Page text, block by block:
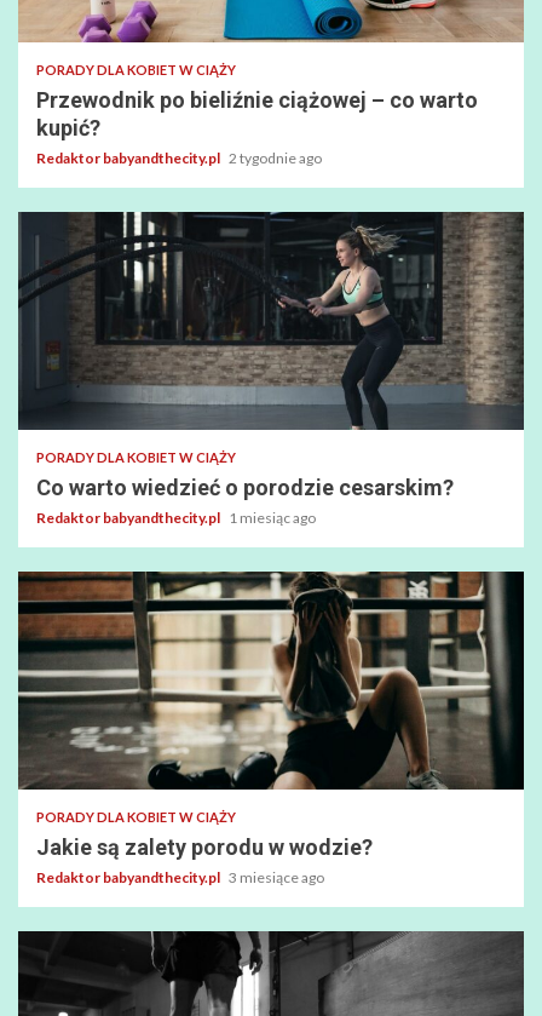
PORADY DLA KOBIET W CIĄŻY
Przewodnik po bieliźnie ciążowej – co warto
kupić?
Redaktor babyandthecity.pl 2 tygodnie ago
PORADY DLA KOBIET W CIĄŻY
Co warto wiedzieć o porodzie cesarskim?
Redaktor babyandthecity.pl 1 miesiąc ago
PORADY DLA KOBIET W CIĄŻY
Jakie są zalety porodu w wodzie?
Redaktor babyandthecity.pl 3 miesiące ago